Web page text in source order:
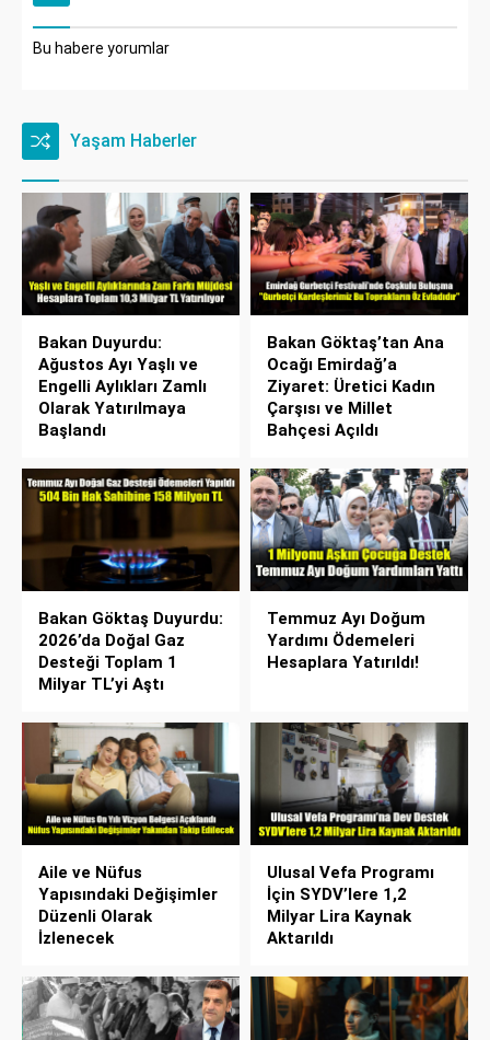
Bu habere yorumlar
Yaşam Haberler
Bakan Duyurdu:
Ağustos Ayı Yaşlı ve
Engelli Aylıkları Zamlı
Olarak Yatırılmaya
Başlandı
Bakan Göktaş’tan Ana
Ocağı Emirdağ’a
Ziyaret: Üretici Kadın
Çarşısı ve Millet
Bahçesi Açıldı
Bakan Göktaş Duyurdu:
2026’da Doğal Gaz
Desteği Toplam 1
Milyar TL’yi Aştı
Temmuz Ayı Doğum
Yardımı Ödemeleri
Hesaplara Yatırıldı!
Aile ve Nüfus
Yapısındaki Değişimler
Düzenli Olarak
İzlenecek
Ulusal Vefa Programı
İçin SYDV’lere 1,2
Milyar Lira Kaynak
Aktarıldı